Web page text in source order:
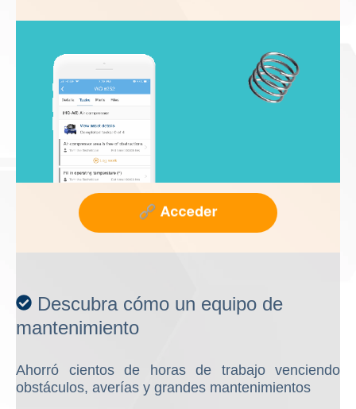
Descubra cómo un equipo de
mantenimiento
Ahorró cientos de horas de trabajo venciendo
obstáculos, averías y grandes mantenimientos